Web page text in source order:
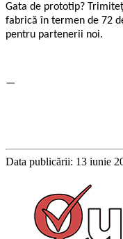
Gata de prototip?
fabrică în termen de 72
pentru partenerii noi.
—
Data publicării: 13 iunie